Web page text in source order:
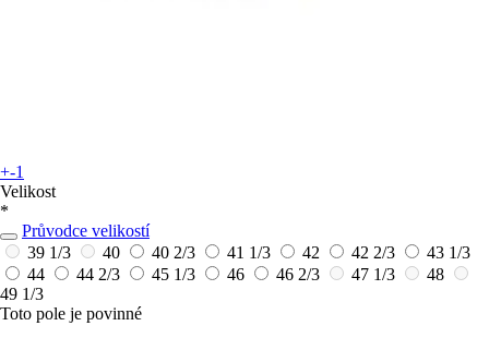
+-1
Velikost
*
Průvodce velikostí
39 1/3
40 40 2/3 41 1/3 42 42 2/3
43 1/3
44
44 2/3 45 1/3 46 46 2/3 47 1/3
48
49 1/3
Toto pole je povinné